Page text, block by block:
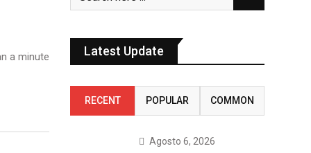
a minute Latest Update
RECENT POPULAR COMMON
Agosto 6, 2026